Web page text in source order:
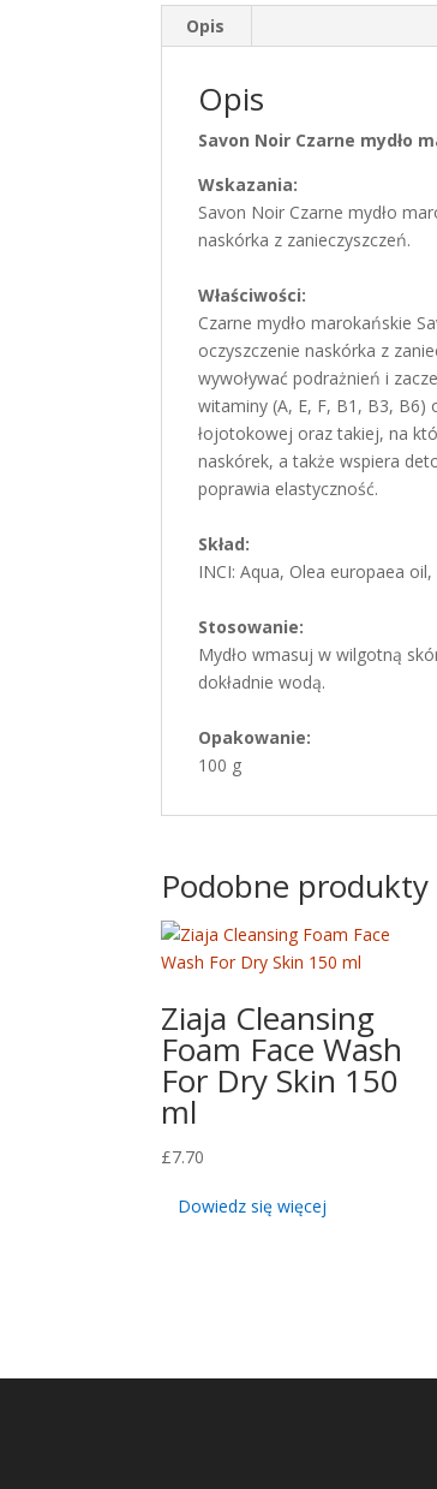
Opis
Opis
Savon Noir Czarne mydło
Wskazania:
Savon Noir Czarne mydło
naskórka z zanieczyszczeń.
Właściwości:
Czarne mydło marokańskie
oczyszczenie naskórka z
wywoływać podrażnień i
witaminy (A, E, F, B1, B3, B6)
łojotokowej oraz takiej, na
naskórek, a także wspiera
poprawia elastyczność.
Skład:
INCI: Aqua, Olea europaea
Stosowanie:
Mydło wmasuj w wilgotną
dokładnie wodą.
Opakowanie:
100 g
Podobne produkty
Ziaja Cleansing
Foam Face Wash
For Dry Skin 150
ml
£7.70
Dowiedz się więcej